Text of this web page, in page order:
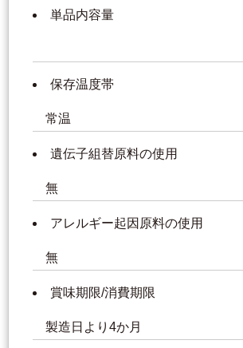
単品内容量
保存温度帯
常温
遺伝子組替原料の使用
無
アレルギー起因原料の使用
無
賞味期限/消費期限
製造日より4か月